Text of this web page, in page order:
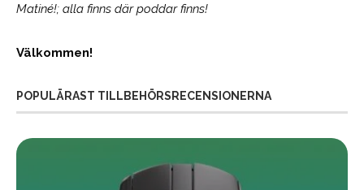
Matiné!; alla finns där poddar finns!
Välkommen!
POPULÄRAST TILLBEHÖRSRECENSIONERNA